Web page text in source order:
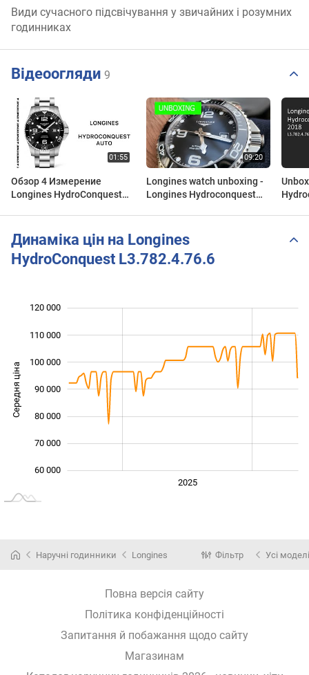
Види сучасного підсвічування у звичайних і розумних
годинниках
Відеоогляди 9
Обзор 4 Измерение
Longines HydroConquest
Longines watch unboxing -
Longines Hydroconquest
Динаміка цін на Longines
HydroConquest L3.782.4.76.6
Середня ціна 100 000
60 000
70 000
80 000
90 000
100 000
110 000
120 000
2025
Наручні годинники Longines Фільтр Усі моделі
Повна версія сайту
Політика конфіденційності
Запитання й побажання щодо сайту
Магазинам